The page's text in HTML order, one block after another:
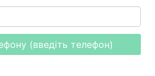
(введіть телефон)